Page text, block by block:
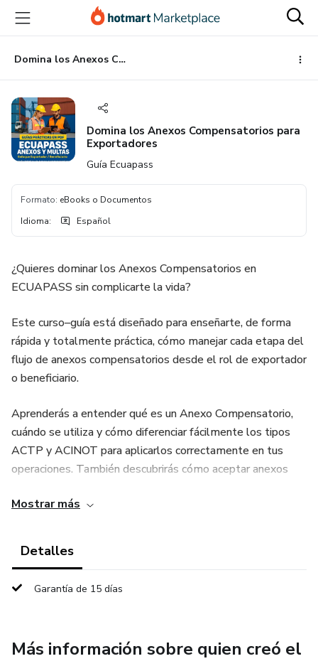
principal
página
de
página
Domina los Anexos Compensatorios para Exportadores
Domina los Anexos Compensatorios para
Exportadores
Guía Ecuapass
Formato: eBooks o Documentos
Idioma: Español
¿Quieres dominar los Anexos Compensatorios en
ECUAPASS sin complicarte la vida?
Este curso–guía está diseñado para enseñarte, de forma
rápida y totalmente práctica, cómo manejar cada etapa del
flujo de anexos compensatorios desde el rol de exportador
o beneficiario.
Aprenderás a entender qué es un Anexo Compensatorio,
cuándo se utiliza y cómo diferenciar fácilmente los tipos
ACTP y ACINOT para aplicarlos correctamente en tus
operaciones. También descubrirás cómo aceptar anexos
afectar inventarios, garantías o plazos.
propios Anexos Compensatorios de exportación,
clara y sin confusiones. Además, aprenderás a controlar
bloqueos o multas dentro del sistema.
Mostrar más
Detalles
Garantía de 15 días
Más información sobre quien creó el